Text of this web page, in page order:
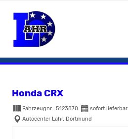
Honda CRX
Fahrzeugnr.: 5123870 sofort lieferbar
Autocenter Lahr, Dortmund